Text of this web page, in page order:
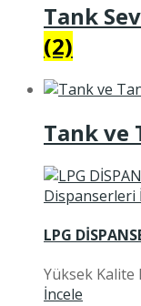
Tank
(2)
Tank ve
LPG
Yüksek
İncele